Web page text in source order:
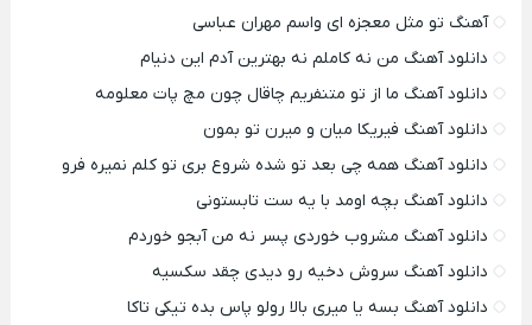
آهنگ تو مثل معجزه ای واسم مهران عباسی
دانلود آهنگ من نه کاملم نه بهترین آدم این دنیام
دانلود آهنگ ما از تو متنفریم چاقال چون مچ پات معلومه
دانلود آهنگ فیریکا میان و میرن تو بمون
دانلود آهنگ همه چی بعد تو شده شروع بری تو کلم نمیره فرو
دانلود آهنگ بچه اومد با یه ست تابستونی
دانلود آهنگ مشروب خوردی پسر نه من آبجو خوردم
دانلود آهنگ سروش دخیه رو دیدی چقد سکسیه
دانلود آهنگ بسه یا میری بالا رولو پاس بده تیکی تاکا